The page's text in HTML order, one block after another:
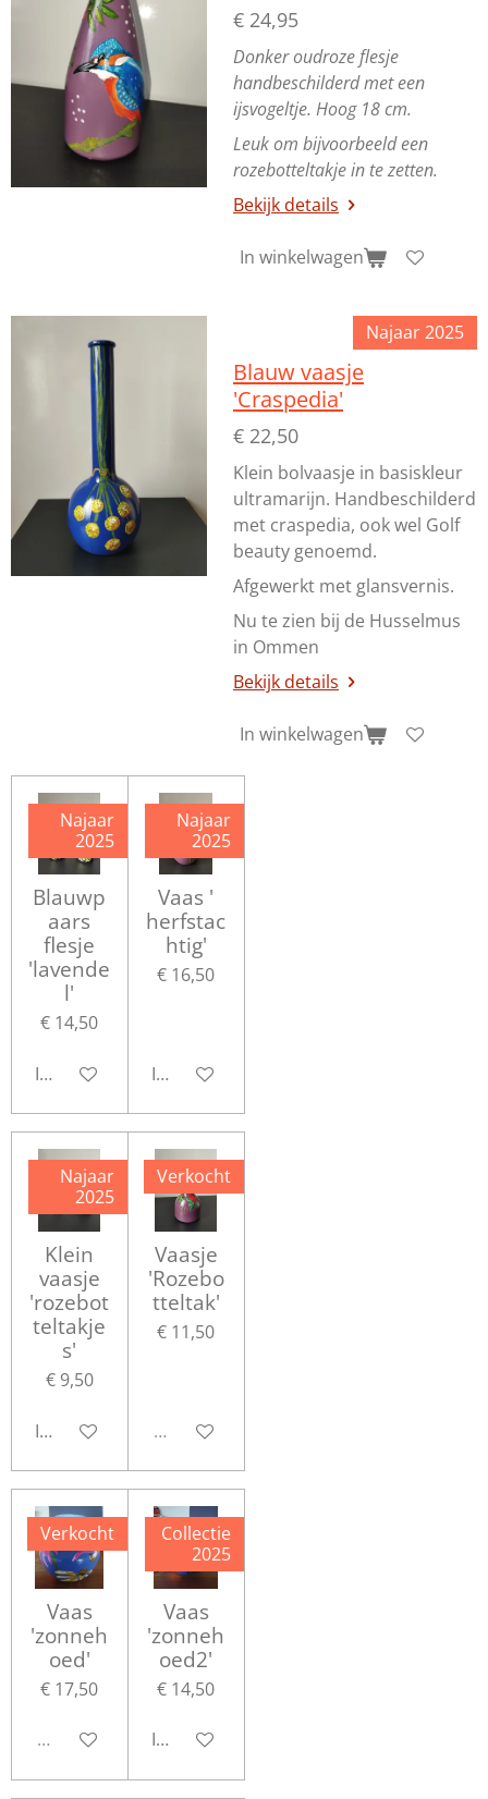
€ 24,95
Donker oudroze flesje
handbeschilderd met een
ijsvogeltje. Hoog 18 cm.
Leuk om bijvoorbeeld een
rozebotteltakje in te zetten.
Bekijk details
In winkelwagen
Najaar 2025
Blauw vaasje
'Craspedia'
€ 22,50
Klein bolvaasje in basiskleur
ultramarijn. Handbeschilderd
met craspedia, ook wel Golf
beauty genoemd.
Afgewerkt met glansvernis.
Nu te zien bij de Husselmus
in Ommen
Bekijk details
In winkelwagen
Najaar
2025
Blauwp
aars
flesje
'lavende
l'
€ 14,50
In winkelwagen
Najaar
2025
Vaas '
herfstac
htig'
€ 16,50
In winkelwagen
Najaar
2025
Klein
vaasje
'rozebot
teltakje
s'
€ 9,50
In winkelwagen
Verkocht
Vaasje
'Rozebo
tteltak'
€ 11,50
Uitverkocht
Verkocht
Vaas
'zonneh
oed'
€ 17,50
Uitverkocht
Collectie
2025
Vaas
'zonneh
oed2'
€ 14,50
In winkelwagen